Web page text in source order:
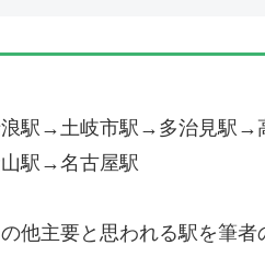
駅→土岐市駅→多治見駅
駅→名古屋駅
他主要と思われる駅を筆者